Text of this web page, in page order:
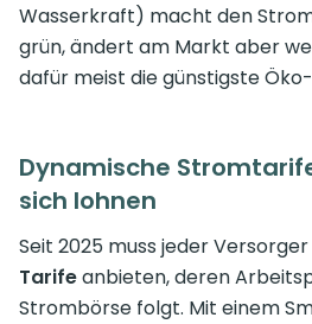
Wasserkraft) macht den
grün, ändert am Markt aber
dafür meist die günstigste
Dynamische
sich lohnen
Seit 2025 muss jeder
Tarifeanbieten, deren
Strombörse folgt. Mit einem